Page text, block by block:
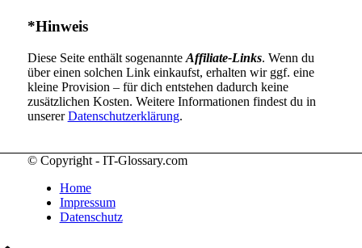
*Hinweis
Diese Seite enthält sogenannte Affiliate-Links. Wenn du
über einen solchen Link einkaufst, erhalten wir ggf. eine
kleine Provision – für dich entstehen dadurch keine
zusätzlichen Kosten. Weitere Informationen findest du in
unsererDatenschutzerklärung.
© Copyright - IT-Glossary.com
Home
Impressum
Datenschutz